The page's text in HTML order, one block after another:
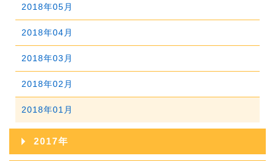
2021年01月
2020年02月
2020年01月
2018年05月
2018年04月
2018年03月
2018年02月
2018年01月
2017年